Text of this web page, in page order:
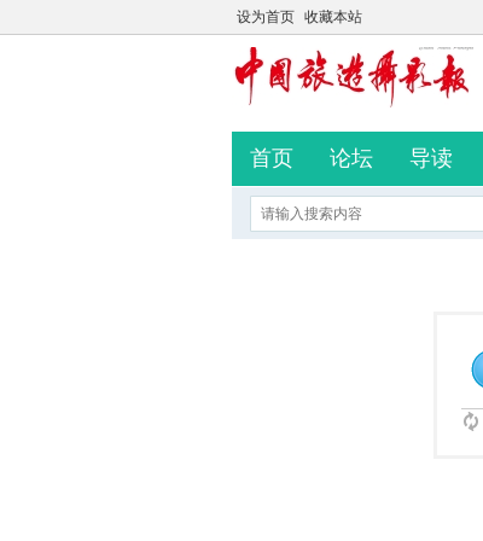
设为首页 收藏本站
首页 论坛 导读